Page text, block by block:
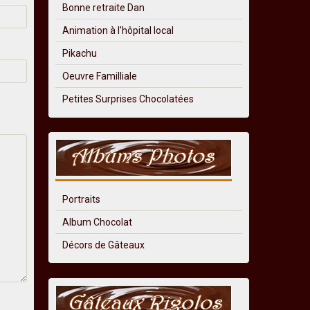
Bonne retraite Dan
Animation à l'hôpital local
Pikachu
Oeuvre Familliale
Petites Surprises Chocolatées
Portraits
Album Chocolat
Décors de Gâteaux